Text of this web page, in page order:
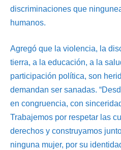
discriminaciones que
humanos.
Agregó que la violencia, la
tierra, a la educación, a la
participación política, son
demandan ser sanadas.
en congruencia, con
Trabajemos por respetar las
derechos y construyamos
ninguna mujer, por su